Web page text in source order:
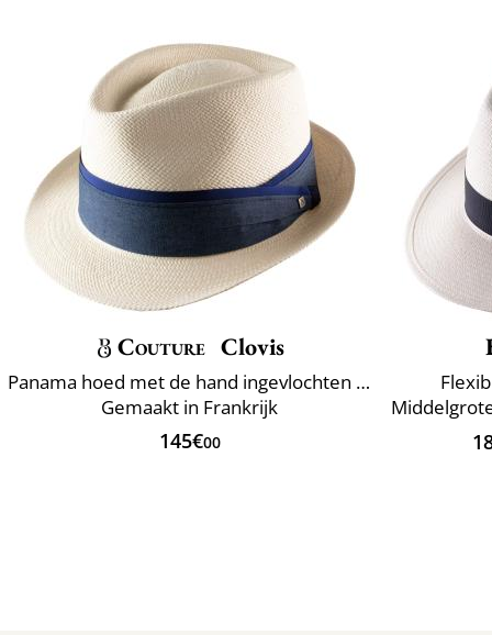
Couture Clovis
Panama hoed met de hand ingevlochten Ecuador
Gemaakt in Frankrijk
145€00